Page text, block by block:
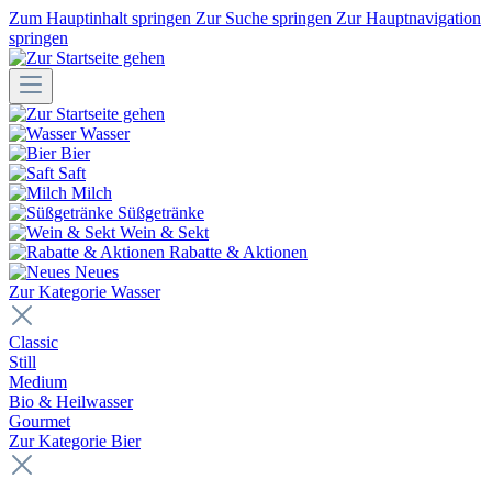
Zum Hauptinhalt springen Zur Suche springen Zur Hauptnavigation
springen
Wasser
Bier
Saft
Milch
Süßgetränke
Wein & Sekt
Rabatte & Aktionen
Neues
Zur Kategorie Wasser
Classic
Still
Medium
Bio & Heilwasser
Gourmet
Zur Kategorie Bier